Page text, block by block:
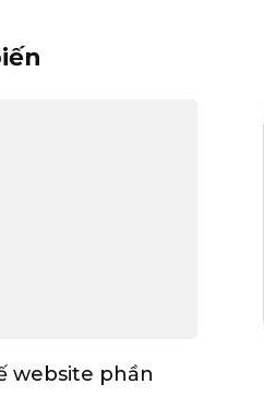
website phần